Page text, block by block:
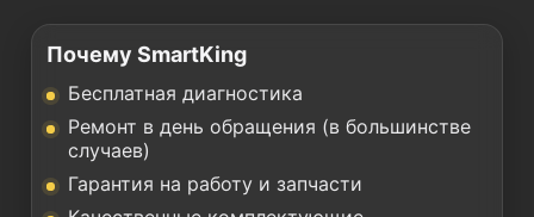
Почему SmartKing
Бесплатная диагностика
Ремонт в день обращения (в большинстве
случаев)
Гарантия на работу и запчасти